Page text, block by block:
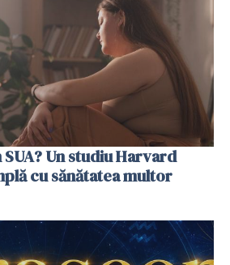
Un studiu Harvard
cu sănătatea multor